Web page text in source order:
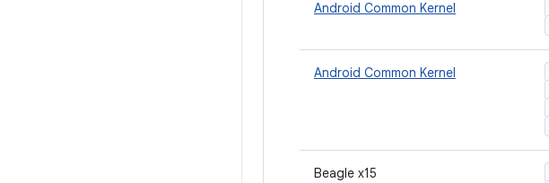
Android Common Kernel
Android Common Kernel
Beagle x15